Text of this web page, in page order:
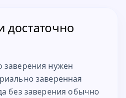
достаточно
заверения нужен
заверенная
без заверения обычно